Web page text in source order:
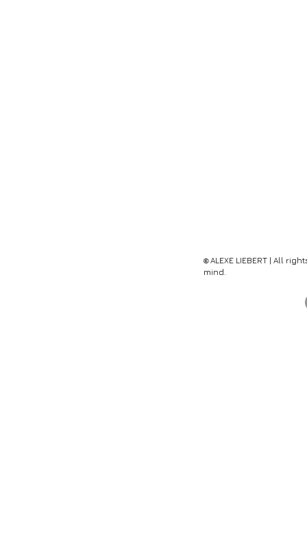
©ALEXE LIEBERT | All
mind.